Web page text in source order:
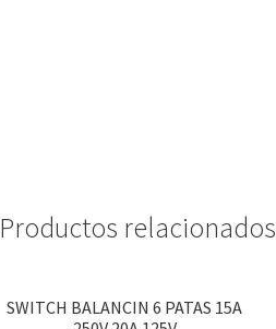
Productos relacionados
SWITCH BALANCIN 6 PATAS 15A